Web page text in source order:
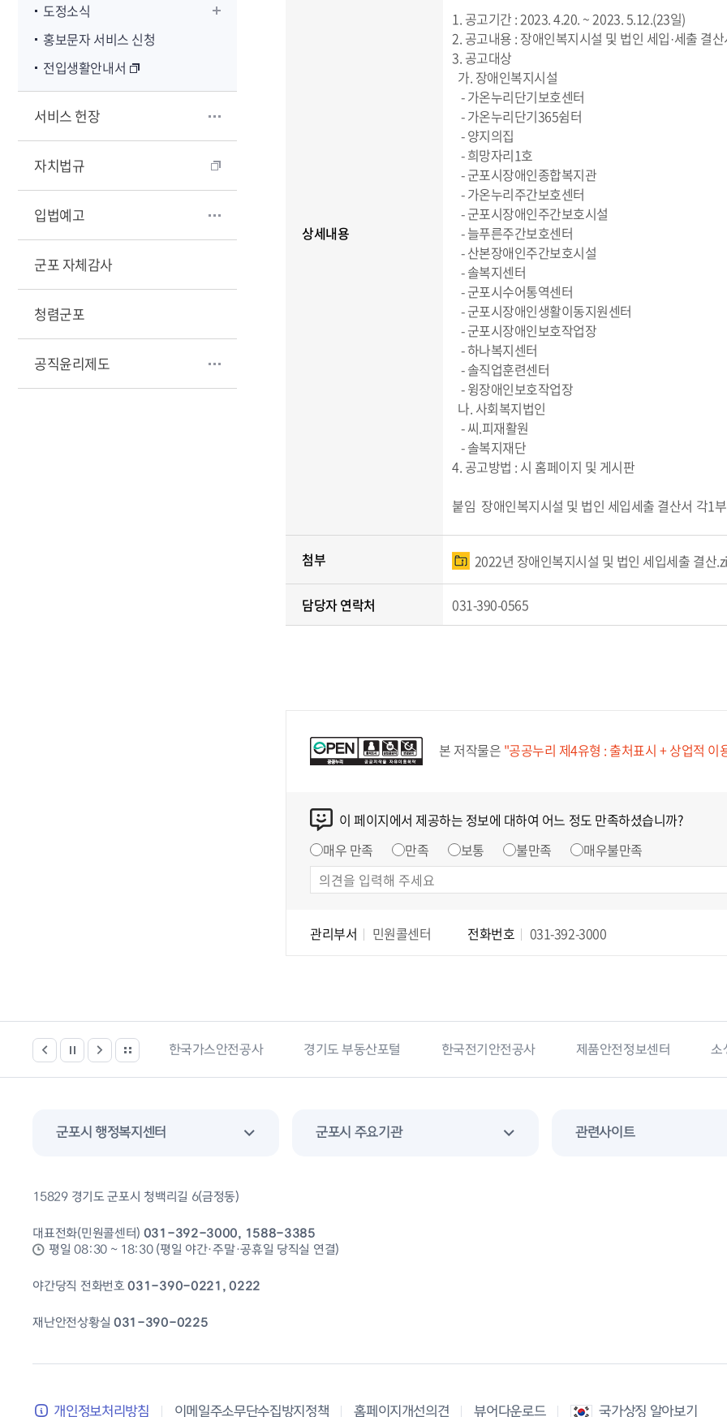
도정소식
홍보문자 서비스 신청
전입생활안내서
서비스 헌장
자치법규
입법예고
군포 자체감사
청렴군포
공직윤리제도
상세내용
1. 공고기간 : 2023. 4.20. ~ 2023. 5.12.(23일)
2. 공고내용 : 장애인복지시설 및 법인 세입·세출 결
3. 공고대상
가. 장애인복지시설
- 가온누리단기보호센터
- 가온누리단기365쉼터
- 양지의집
- 희망자리1호
- 군포시장애인종합복지관
- 가온누리주간보호센터
- 군포시장애인주간보호시설
- 늘푸른주간보호센터
- 산본장애인주간보호시설
- 솔복지센터
- 군포시수어통역센터
- 군포시장애인생활이동지원센터
- 군포시장애인보호작업장
- 하나복지센터
- 솔직업훈련센터
- 윙장애인보호작업장
나. 사회복지법인
- 씨.피재활원
- 솔복지재단
4. 공고방법 : 시 홈페이지 및 게시판
붙임 장애인복지시설 및 법인 세입세출 결산서 각1
첨부 2022년 장애인복지시설 및 법인 세입세출 결산
담당자 연락처 031-390-0565
본 저작물은 "공공누리 제4유형 : 출처표시 + 상업적 이
이 페이지에서 제공하는 정보에 대하여 어느 정도 만족하셨습니까?
매우 만족
만족 보통 불만족 매우불만족
관리부서 민원콜센터 전화번호 031-392-3000
한국건강관리협회 한국가스안전공사 경기도 부동산포털 한국전기안전공사 제품안전정보센터 소
군포시 행정복지센터 군포시 주요기관 관련사이트
15829 경기도 군포시 청백리길 6(금정동)
대표전화(민원콜센터) 031-392-3000, 1588-3385
평일 08:30 ~ 18:30 (평일 야간·주말·공휴일 당직실 연결)
야간당직 전화번호031-390-0221, 0222
재난안전상황실 031-390-0225
개인정보처리방침 이메일주소무단수집방지정책 홈페이지개선의견 뷰어다운로드 국가상징 알아보기